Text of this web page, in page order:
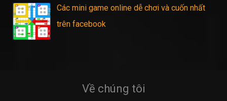
Các mini game online dễ chơi và cuốn nhất
trên facebook
Về chúng tôi